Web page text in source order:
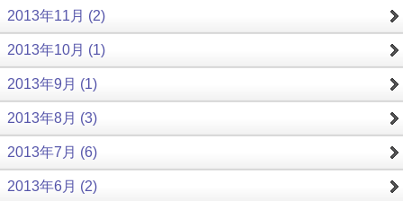
2013年11月 (2)
2013年10月 (1)
2013年9月 (1)
2013年8月 (3)
2013年7月 (6)
2013年6月 (2)